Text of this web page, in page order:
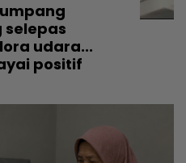
udara...
positif